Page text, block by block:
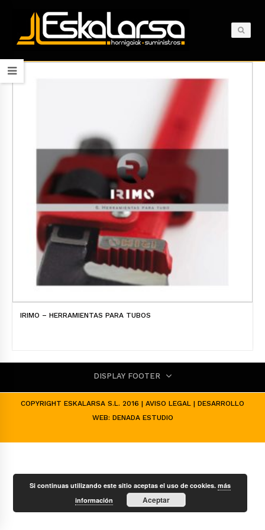
IRIMO – HERRAMIENTAS PARA TUBOS
DISPLAY FOOTER
COPYRIGHT ESKALARSA S.L. 2016 | AVISO LEGAL | DESARROLLO
WEB: DENADA ESTUDIO
Si continuas utilizando este sitio aceptas el uso de cookies.más
información
Aceptar